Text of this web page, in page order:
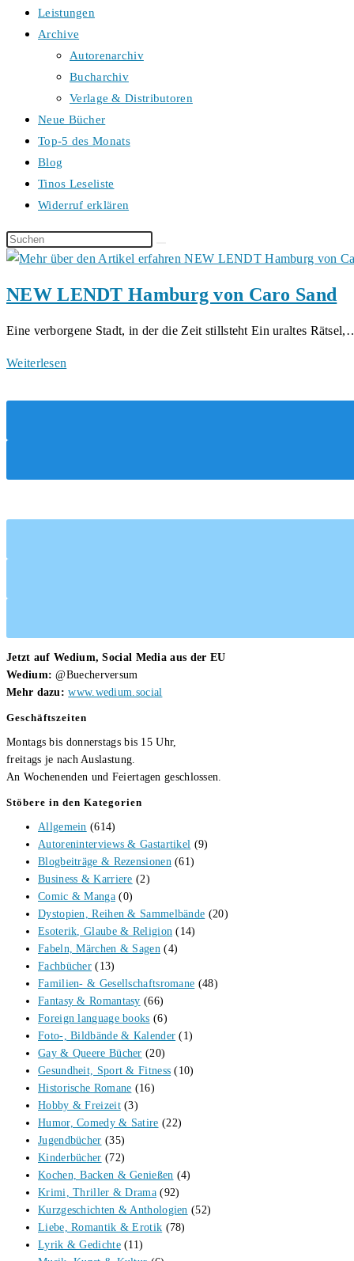
Leistungen
Archive
Autorenarchiv
Bucharchiv
Verlage & Distributoren
Neue Bücher
Top-5 des Monats
Blog
Tinos Leseliste
Widerruf erklären
Diese
Website
NEW LENDT Hamburg von Caro Sand
Eine verborgene Stadt, in der die Zeit stillsteht Ein uraltes
Weiterlesen
Hamburg
Jetzt auf Wedium, Social Media aus der EU
Wedium: @Buecherversum
Mehr dazu: www.wedium.social
Geschäftszeiten
Montags bis donnerstags bis 15 Uhr,
freitags je nach Auslastung.
An Wochenenden und Feiertagen geschlossen.
Stöbere in den Kategorien
Allgemein (614)
Autoreninterviews & Gastartikel (9)
Blogbeiträge & Rezensionen (61)
Business & Karriere (2)
Comic & Manga (0)
Dystopien, Reihen & Sammelbände (20)
Esoterik, Glaube & Religion (14)
Fabeln, Märchen & Sagen (4)
Fachbücher (13)
Familien- & Gesellschaftsromane (48)
Fantasy & Romantasy (66)
Foreign language books (6)
Foto-, Bildbände & Kalender (1)
Gay & Queere Bücher (20)
Gesundheit, Sport & Fitness (10)
Historische Romane (16)
Hobby & Freizeit (3)
Humor, Comedy & Satire (22)
Jugendbücher (35)
Kinderbücher (72)
Kochen, Backen & Genießen (4)
Krimi, Thriller & Drama (92)
Kurzgeschichten & Anthologien (52)
Liebe, Romantik & Erotik (78)
Lyrik & Gedichte (11)